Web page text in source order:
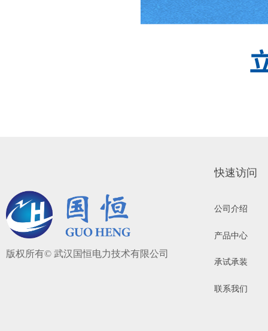
版权所有© 武汉国恒电力技术有限公司
快速访问
公司介绍
产品中心
承试承装
联系我们